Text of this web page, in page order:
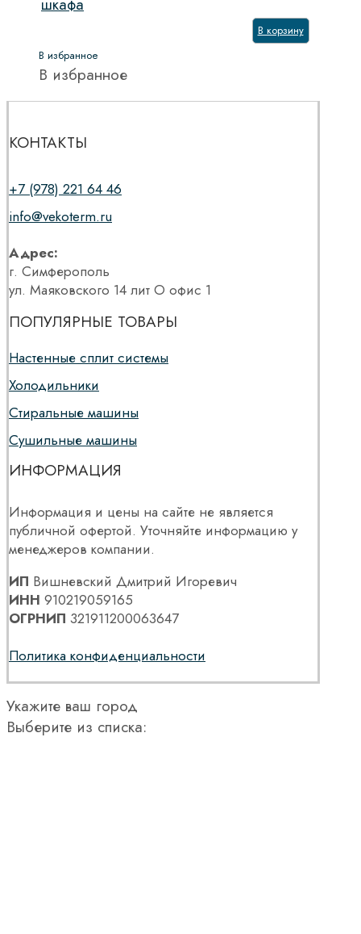
шкафа
В корзину
В избранное
В избранное
КОНТАКТЫ
+7 (978) 221 64 46
info@vekoterm.ru
Адрес:
г. Симферополь
ул. Маяковского 14 лит О офис 1
ПОПУЛЯРНЫЕ ТОВАРЫ
Настенные сплит системы
Холодильники
Стиральные машины
Сушильные машины
ИНФОРМАЦИЯ
Информация и цены на сайте не является
публичной офертой. Уточняйте информацию у
менеджеров компании.
ИП Вишневский Дмитрий Игоревич
ИНН 910219059165
ОГРНИП 321911200063647
Политика конфиденциальности
Укажите ваш город
Выберите из списка: